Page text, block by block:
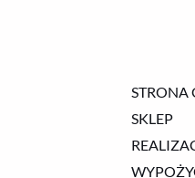
STRONA
SKLEP